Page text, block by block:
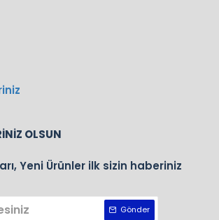
OLSUN
Yeni Ürünler ilk sizin haberiniz
Gönder